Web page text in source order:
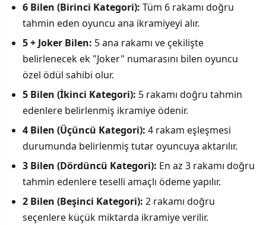
6 Bilen (Birinci Kategori): Tüm 6 rakamı doğru
tahmin eden oyuncu ana ikramiyeyi alır.
5 + Joker Bilen: 5 ana rakamı ve çekilişte
belirlenecek ek "Joker" numarasını bilen oyuncu
özel ödül sahibi olur.
5 Bilen (İkinci Kategori): 5 rakamı doğru tahmin
edenlere belirlenmiş ikramiye ödenir.
4 Bilen (Üçüncü Kategori): 4 rakam eşleşmesi
durumunda belirlenmiş tutar oyuncuya aktarılır.
3 Bilen (Dördüncü Kategori): En az 3 rakamı doğru
tahmin edenlere teselli amaçlı ödeme yapılır.
2 Bilen (Beşinci Kategori): 2 rakamı doğru
seçenlere küçük miktarda ikramiye verilir.